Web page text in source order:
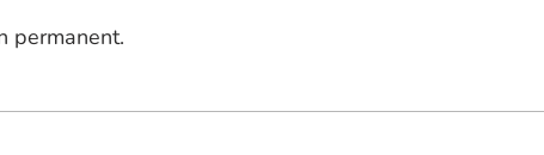
permanent.